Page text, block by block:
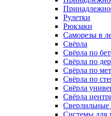
Рулетки
Рюкзаки
Саморезы в
Свёрла
Свёрла по
Свёрла по
Свёрла по
Свёрла по
Свёрла
Свёрла
Сверлильные
Системы для